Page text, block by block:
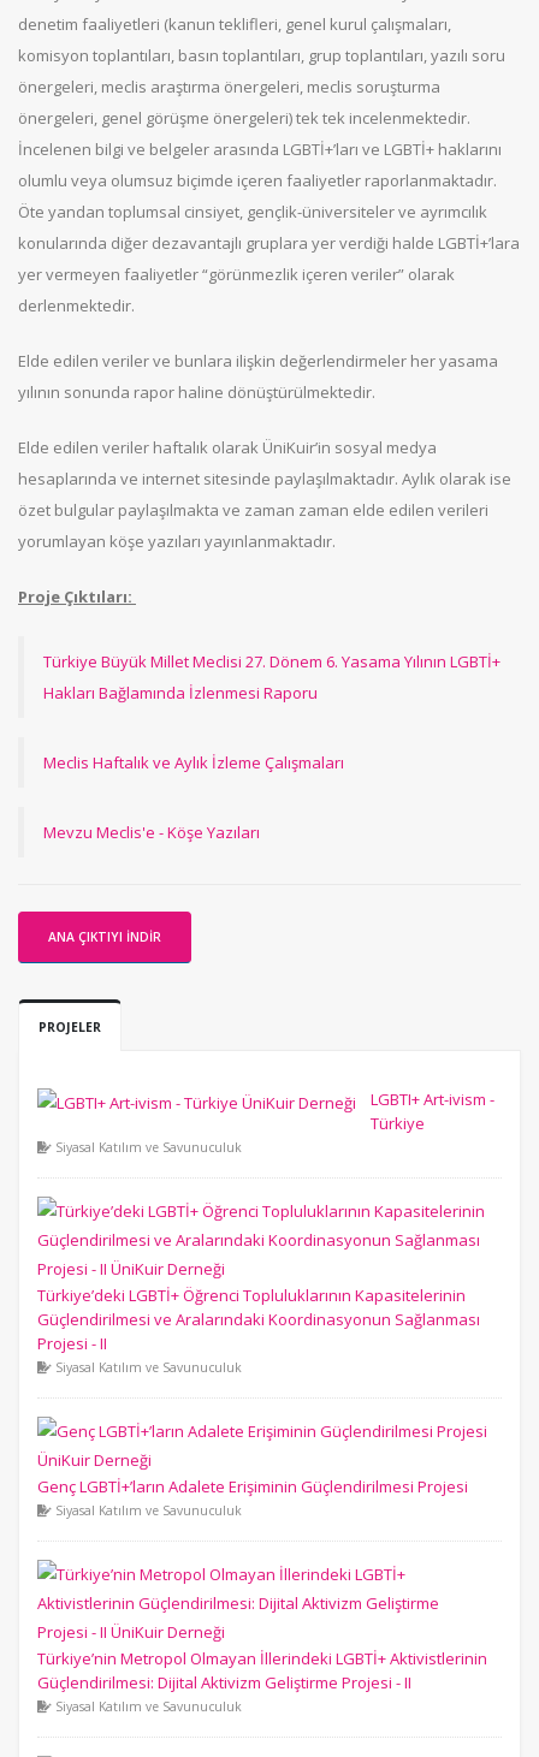
denetim faaliyetleri (kanun teklifleri, genel kurul çalışmaları,
komisyon toplantıları, basın toplantıları, grup toplantıları, yazılı soru
önergeleri, meclis araştırma önergeleri, meclis soruşturma
önergeleri, genel görüşme önergeleri) tek tek incelenmektedir.
İncelenen bilgi ve belgeler arasında LGBTİ+’ları ve LGBTİ+ haklarını
olumlu veya olumsuz biçimde içeren faaliyetler raporlanmaktadır.
Öte yandan toplumsal cinsiyet, gençlik-üniversiteler ve ayrımcılık
konularında diğer dezavantajlı gruplara yer verdiği halde LGBTİ+’lara
yer vermeyen faaliyetler “görünmezlik içeren veriler” olarak
derlenmektedir.
Elde edilen veriler ve bunlara ilişkin değerlendirmeler her yasama
yılının sonunda rapor haline dönüştürülmektedir.
Elde edilen veriler haftalık olarak ÜniKuir’in sosyal medya
hesaplarında ve internet sitesinde paylaşılmaktadır. Aylık olarak ise
özet bulgular paylaşılmakta ve zaman zaman elde edilen verileri
yorumlayan köşe yazıları yayınlanmaktadır.
Proje Çıktıları:
Türkiye Büyük Millet Meclisi 27. Dönem 6. Yasama Yılının LGBTİ+
Hakları Bağlamında İzlenmesi Raporu
Meclis Haftalık ve Aylık İzleme Çalışmaları
Mevzu Meclis'e - Köşe Yazıları
ANA ÇIKTIYI İNDIR
PROJELER
LGBTI+ Art-ivism -
Türkiye
Siyasal Katılım ve Savunuculuk
Türkiye’deki LGBTİ+ Öğrenci Topluluklarının Kapasitelerinin
Güçlendirilmesi ve Aralarındaki Koordinasyonun Sağlanması
Projesi - II
Siyasal Katılım ve Savunuculuk
Genç LGBTİ+’ların Adalete Erişiminin Güçlendirilmesi Projesi
Siyasal Katılım ve Savunuculuk
Türkiye’nin Metropol Olmayan İllerindeki LGBTİ+ Aktivistlerinin
Güçlendirilmesi: Dijital Aktivizm Geliştirme Projesi - II
Siyasal Katılım ve Savunuculuk